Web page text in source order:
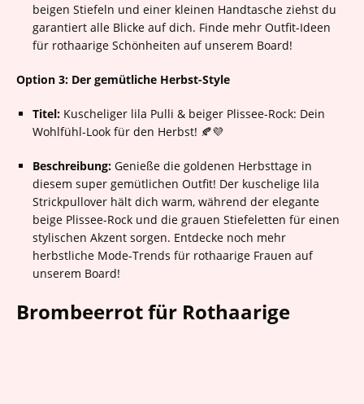
beigen Stiefeln und einer kleinen Handtasche ziehst du
garantiert alle Blicke auf dich. Finde mehr Outfit-Ideen
für rothaarige Schönheiten auf unserem Board!
Option 3: Der gemütliche Herbst-Style
Titel: Kuscheliger lila Pulli & beiger Plissee-Rock: Dein
Wohlfühl-Look für den Herbst! 🍂💜
Beschreibung: Genieße die goldenen Herbsttage in
diesem super gemütlichen Outfit! Der kuschelige lila
Strickpullover hält dich warm, während der elegante
beige Plissee-Rock und die grauen Stiefeletten für einen
stylischen Akzent sorgen. Entdecke noch mehr
herbstliche Mode-Trends für rothaarige Frauen auf
unserem Board!
Brombeerrot für Rothaarige